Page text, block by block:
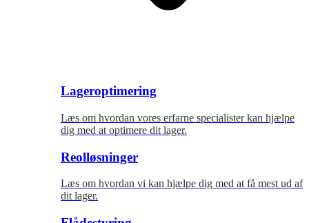
Lageroptimering
Læs om hvordan vores erfarne specialister kan hjælpe
dig med at optimere dit lager.
Reolløsninger
Læs om hvordan vi kan hjælpe dig med at få mest ud af
dit lager.